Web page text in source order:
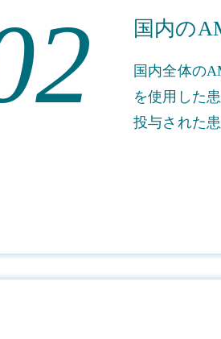
国内の
国内全体の
を使用した
投与された